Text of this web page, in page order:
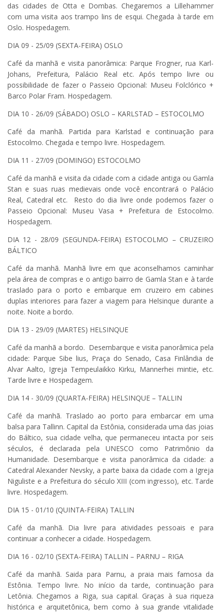
das cidades de Otta e Dombas. Chegaremos a Lillehammer
com uma visita aos trampo lins de esqui. Chegada à tarde em
Oslo. Hospedagem.
DIA 09 - 25/09 (SEXTA-FEIRA) OSLO
Café da manhã e visita panorâmica: Parque Frogner, rua Karl-
Johans, Prefeitura, Palácio Real etc. Após tempo livre ou
possibilidade de fazer o Passeio Opcional: Museu Folclórico +
Barco Polar Fram. Hospedagem.
DIA 10 - 26/09 (SÁBADO) OSLO – KARLSTAD – ESTOCOLMO
Café da manhã. Partida para Karlstad e continuação para
Estocolmo. Chegada e tempo livre. Hospedagem.
DIA 11 - 27/09 (DOMINGO) ESTOCOLMO
Café da manhã e visita da cidade com a cidade antiga ou Gamla
Stan e suas ruas medievais onde você encontrará o Palácio
Real, Catedral etc. Resto do dia livre onde podemos fazer o
Passeio Opcional: Museu Vasa + Prefeitura de Estocolmo.
Hospedagem.
DIA 12 - 28/09 (SEGUNDA-FEIRA) ESTOCOLMO – CRUZEIRO
BÁLTICO
Café da manhã. Manhã livre em que aconselhamos caminhar
pela área de compras e o antigo bairro de Gamla Stan e à tarde
traslado para o porto e embarque em cruzeiro em cabines
duplas interiores para fazer a viagem para Helsinque durante a
noite. Noite a bordo.
DIA 13 - 29/09 (MARTES) HELSINQUE
Café da manhã a bordo. Desembarque e visita panorâmica pela
cidade: Parque Sibe lius, Praça do Senado, Casa Finlândia de
Alvar Aalto, Igreja Tempeulaikko Kirku, Mannerhei mintie, etc.
Tarde livre e Hospedagem.
DIA 14 - 30/09 (QUARTA-FEIRA) HELSINQUE – TALLIN
Café da manhã. Traslado ao porto para embarcar em uma
balsa para Tallinn. Capital da Estônia, considerada uma das joias
do Báltico, sua cidade velha, que permaneceu intacta por seis
séculos, é declarada pela UNESCO como Patrimônio da
Humanidade. Desembarque e visita panorâmica da cidade: a
Catedral Alexander Nevsky, a parte baixa da cidade com a Igreja
Niguliste e a Prefeitura do século XIII (com ingresso), etc. Tarde
livre. Hospedagem.
DIA 15 - 01/10 (QUINTA-FEIRA) TALLIN
Café da manhã. Dia livre para atividades pessoais e para
continuar a conhecer a cidade. Hospedagem.
DIA 16 - 02/10 (SEXTA-FEIRA) TALLIN – PARNU – RIGA
Café da manhã. Saida para Parnu, a praia mais famosa da
Estônia. Tempo livre. No início da tarde, continuação para
Letônia. Chegamos a Riga, sua capital. Graças à sua riqueza
histórica e arquitetônica, bem como à sua grande vitalidade